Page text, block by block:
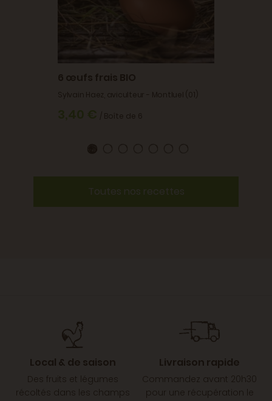
Toutes nos recettes
Local & de saison
Des fruits et légumes
récoltés dans les champs
Livraison rapide
Commandez avant 20h30
pour une récupération le